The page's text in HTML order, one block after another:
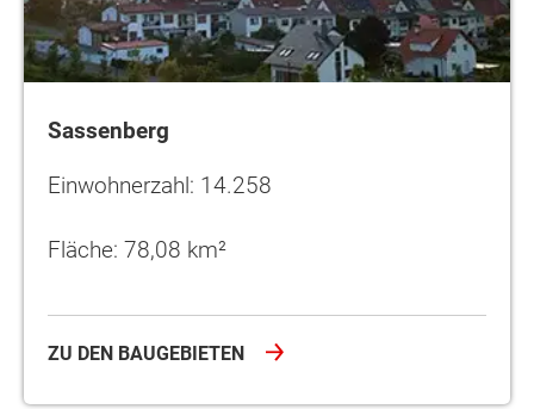
Sassenberg
Einwohnerzahl: 14.258
Fläche: 78,08 km²
ZU DEN BAUGEBIETEN